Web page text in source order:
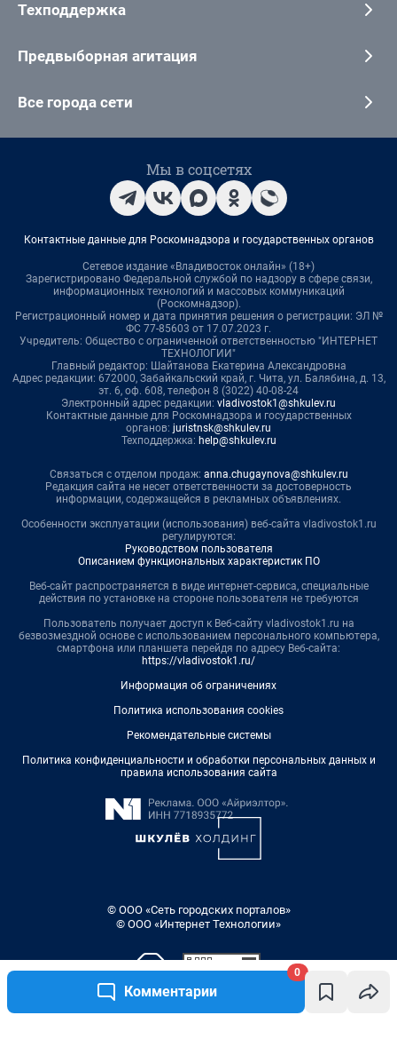
Комментарии
0
Техподдержка
Предвыборная агитация
Все города сети
Мы в соцсетях
Контактные данные для Роскомнадзора и государственных органов
Сетевое издание «Владивосток онлайн» (18+)
Зарегистрировано Федеральной службой по надзору в сфере связи,
информационных технологий и массовых коммуникаций
(Роскомнадзор).
Регистрационный номер и дата принятия решения о регистрации: ЭЛ №
ФС 77-85603 от 17.07.2023 г.
Учредитель: Общество с ограниченной ответственностью "ИНТЕРНЕТ
ТЕХНОЛОГИИ"
Главный редактор: Шайтанова Екатерина Александровна
Адрес редакции: 672000, Забайкальский край, г. Чита, ул. Балябина, д. 13,
эт. 6, оф. 608, телефон 8 (3022) 40-08-24
Электронный адрес редакции: vladivostok1@shkulev.ru
Контактные данные для Роскомнадзора и государственных
органов: juristnsk@shkulev.ru
Техподдержка: help@shkulev.ru
Связаться с отделом продаж: anna.chugaynova@shkulev.ru
Редакция сайта не несет ответственности за достоверность
информации, содержащейся в рекламных объявлениях.
Особенности эксплуатации (использования) веб-сайта vladivostok1.ru
регулируются:
Руководством пользователя
Описанием функциональных характеристик ПО
Веб-сайт распространяется в виде интернет-сервиса, специальные
действия по установке на стороне пользователя не требуются
Пользователь получает доступ к Веб-сайту vladivostok1.ru на
безвозмездной основе с использованием персонального компьютера,
смартфона или планшета перейдя по адресу Веб-сайта:
https://vladivostok1.ru/
Информация об ограничениях
Политика использования cookies
Рекомендательные системы
Политика конфиденциальности и обработки персональных данных и
правила использования сайта
© ООО «Сеть городских порталов»
© ООО «Интернет Технологии»